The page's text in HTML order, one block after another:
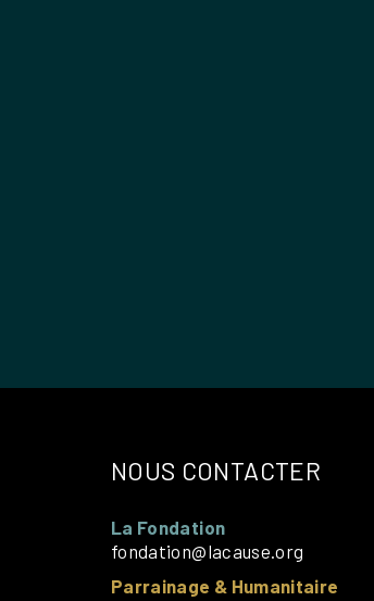
NOUS CONTACTER
La Fondation
fondation@lacause.org
Parrainage & Humanitaire